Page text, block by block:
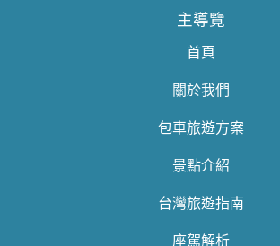
主導覽
首頁
關於我們
包車旅遊方案
景點介紹
台灣旅遊指南
座駕解析